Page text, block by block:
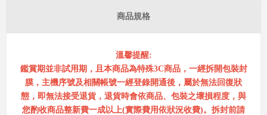
商品規格
溫馨提醒:
鑑賞期並非試用期，且本商品為特殊3C商品，一經拆開包裝封
膜，主機序號及相關帳號一經登錄開通後，屬於無法回復狀
態，即無法接受退貨，退貨時會依商品、包裝之壞損程度，與
您酌收商品整新費一成以上(實際費用依狀況收費)。拆封前請